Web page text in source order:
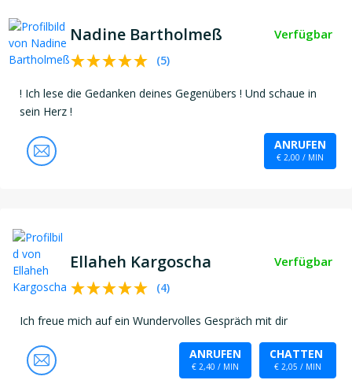
Nadine Bartholmeß
(5)
Verfügbar
! Ich lese die Gedanken deines Gegenübers ! Und schaue in
sein Herz !
ANRUFEN
€ 2,00 / MIN
Ellaheh Kargoscha
(4)
Verfügbar
Ich freue mich auf ein Wundervolles Gespräch mit dir
ANRUFEN
€ 2,40 / MIN
CHATTEN
€ 2,05 / MIN